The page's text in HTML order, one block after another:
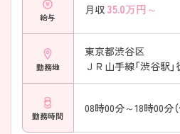
給与
月収 35.0万円～
勤務地
東京都渋谷区
ＪＲ山手線「渋谷駅
勤務時間
08時00分～18時00分